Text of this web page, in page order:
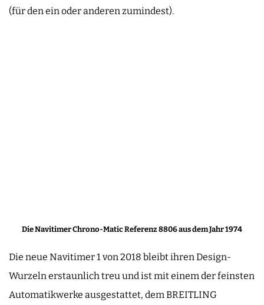
(für den ein oder anderen zumindest).
Die Navitimer Chrono-Matic Referenz 8806 aus dem Jahr 1974
Die neue Navitimer 1 von 2018 bleibt ihren Design-
Wurzeln erstaunlich treu und ist mit einem der feinsten
Automatikwerke ausgestattet, dem BREITLING